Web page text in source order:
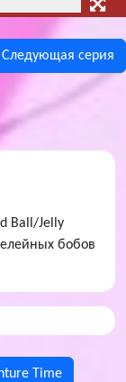
Следующая сeрия
Ball/Jelly
бобов
Time